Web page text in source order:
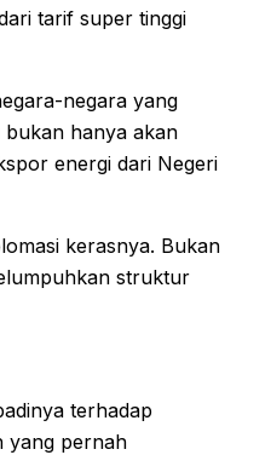
tarif super tinggi
negara yang
bukan hanya akan
energi dari Negeri
kerasnya. Bukan
struktur
terhadap
yang pernah